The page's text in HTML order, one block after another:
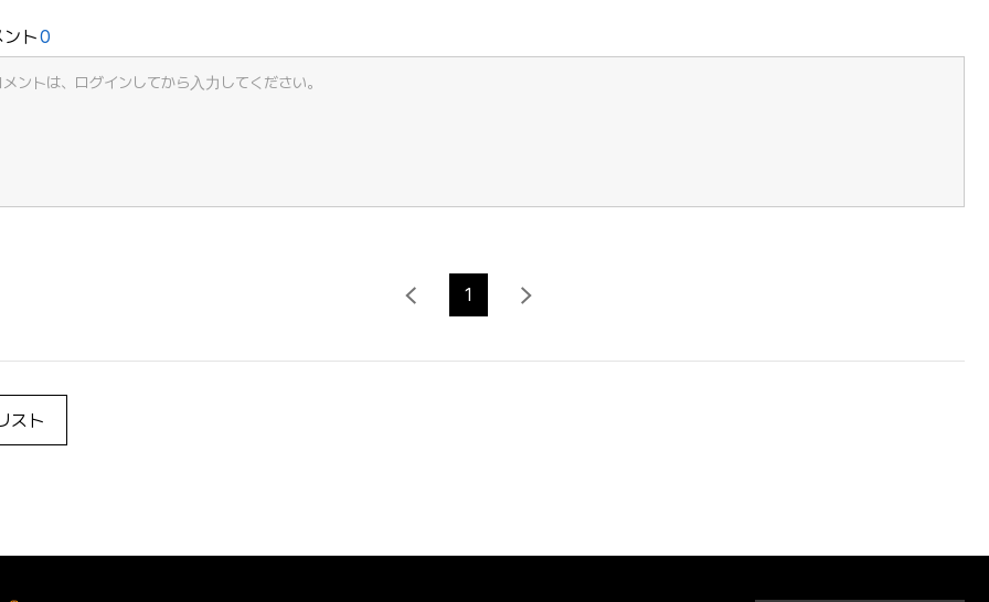
ント0
メントは、ログインしてから入力してください。
1
スト